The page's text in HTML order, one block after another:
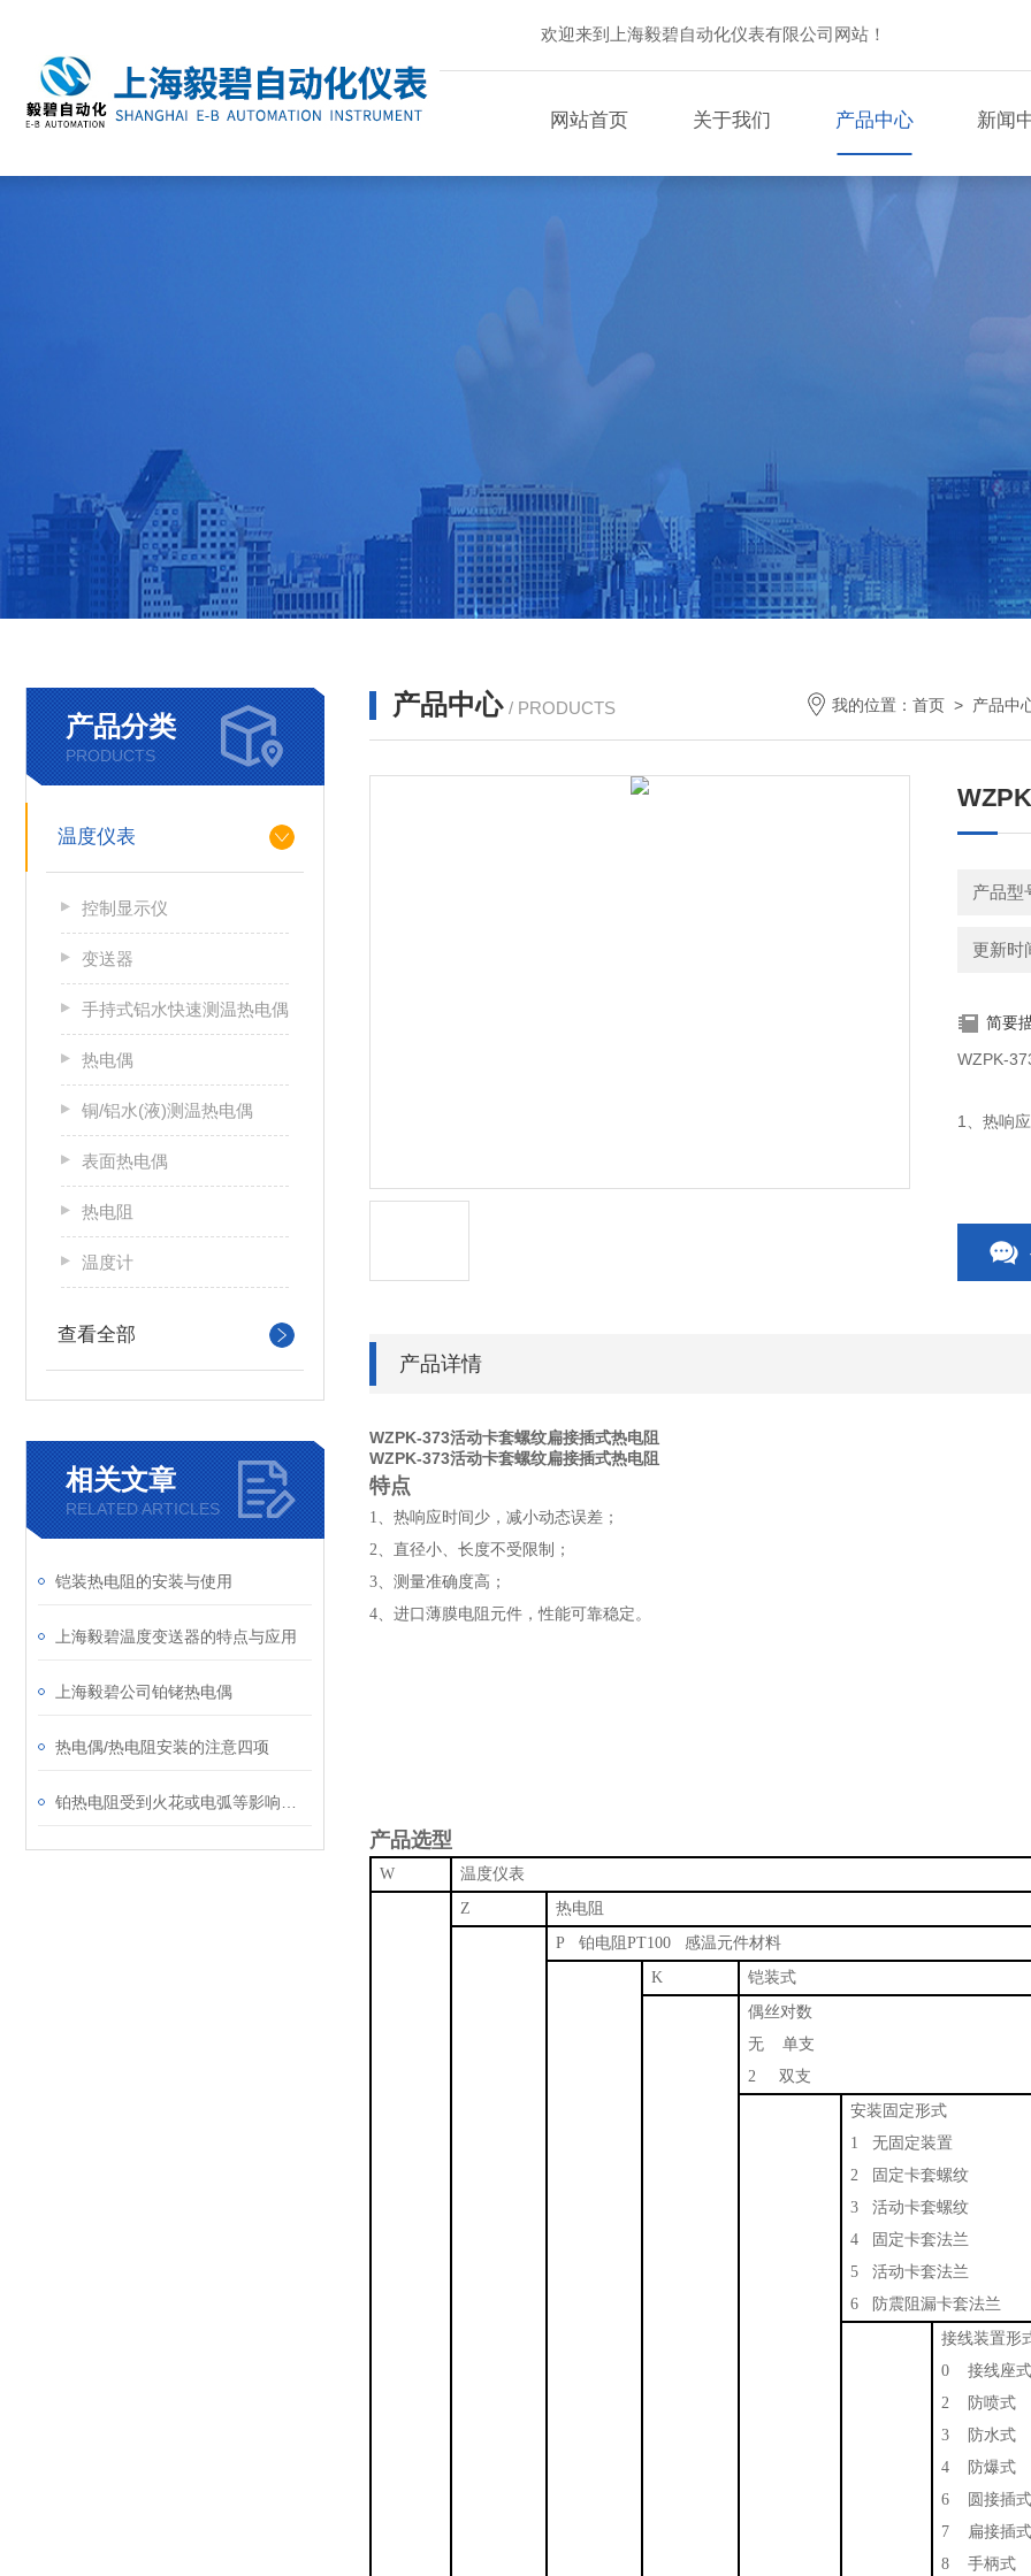
欢迎来到上海毅碧自动化仪表有限公司网站！
网站首页 关于我们 产品中心 新闻
产品分类
PRODUCTS
温度仪表
控制显示仪
变送器
手持式铝水快速测温热电偶
热电偶
铜/铝水(液)测温热电偶
表面热电偶
热电阻
温度计
查看全部
相关文章
RELATED ARTICLES
铠装热电阻的安装与使用
上海毅碧温度变送器的特点与应用
上海毅碧公司铂铑热电偶
热电偶/热电阻安装的注意四项
产品中心 / PRODUCTS 我的位置： 首页 > 产品中
产品型
更新时
简要
WZPK-
1、热响
3、测量
产品详情
WZPK-373活动卡套螺纹扁接插式热电阻
WZPK-373活动卡套螺纹扁接插式热电阻
特点
1、热响应时间少，减小动态误差；
2、直径小、长度不受限制；
3、测量准确度高；
4、进口薄膜电阻元件，性能可靠稳定。
产品选型
W
温度仪
Z
热电阻
P 铂电阻PT100 感温元件材料
K
铠装式
偶丝对数
无 单支
2 双支
安装固定形式
1 无固定装置
2 固定卡套螺纹
3 活动卡套螺纹
4 固定卡套法兰
5 活动卡套法兰
6 防震阻漏卡套法兰
接线装置形
0 接线座式
2 防喷式
3 防水式
4 防爆式
6 圆接插式
7 扁接插式
8 手柄式